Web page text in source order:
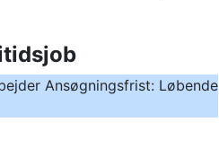
Ansøgningsfrist: Løbende